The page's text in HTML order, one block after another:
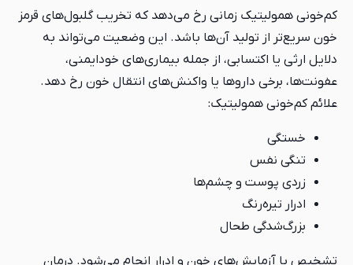
کم‌خونی همولیتیک زمانی رخ می‌دهد که تخریب گلبول‌های قرمز
خون سریع‌تر از تولید آن‌ها باشد. این وضعیت می‌تواند به
دلایل ارثی یا اکتسابی، از جمله بیماری‌های خودایمنی،
عفونت‌ها، برخی داروها یا واکنش‌های انتقال خون رخ دهد.
علائم کم‌خونی همولیتیک:
خستگی
تنگی نفس
زردی پوست و چشم‌ها
ادرار تیره‌رنگ
بزرگ‌شدگی طحال
تشخیص با آزمایش‌های خون و ادرار انجام می‌شود. درمان